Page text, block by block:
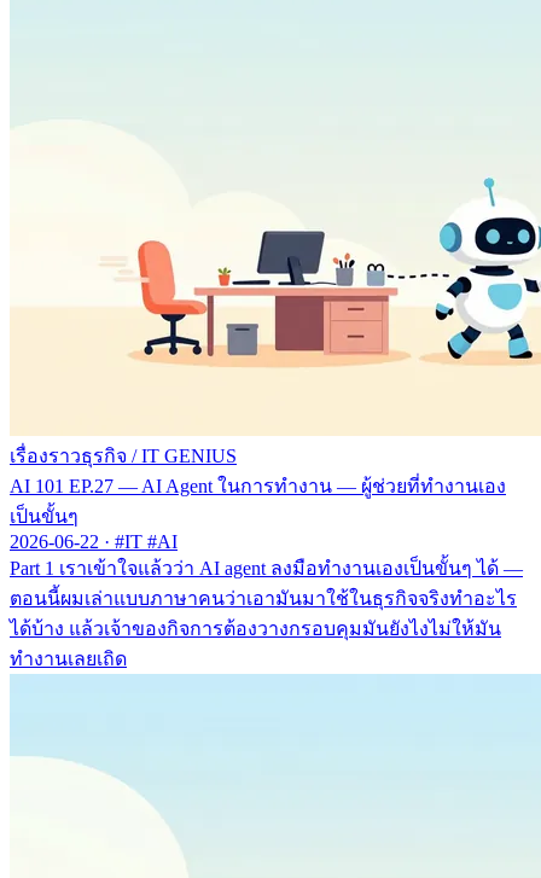
เรื่องราวธุรกิจ / IT GENIUS
AI 101 EP.27 — AI Agent ในการทำงาน — ผู้ช่วยที่ทำงานเอง
เป็นขั้นๆ
2026-06-22 · #IT #AI
Part 1 เราเข้าใจแล้วว่า AI agent ลงมือทำงานเองเป็นขั้นๆ ได้ —
ตอนนี้ผมเล่าแบบภาษาคนว่าเอามันมาใช้ในธุรกิจจริงทำอะไร
ได้บ้าง แล้วเจ้าของกิจการต้องวางกรอบคุมมันยังไงไม่ให้มัน
ทำงานเลยเถิด